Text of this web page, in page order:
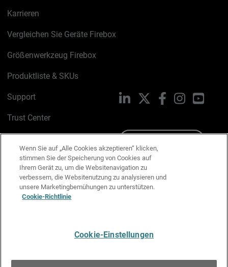
Karrieren
Vergleichen Sie Geräte Firebox
Größenwerkzeug Firebox
Produktliste & SKUs
Support
Trust Center
Cookie-Richtlinie
Datenschutzrichtlinie
Media & Brand Kit
LinkedIn FacebookInstagram
Wenn Sie auf „Alle Cookies akzeptieren“ klicken,
stimmen Sie der Speicherung von Cookies auf
Ihrem Gerät zu, um die Websitenavigation zu
verbessern, die Websitenutzung zu analysieren und
unsere Marketingbemühungen zu unterstützen.
Cookie-Richtlinie
Cookie-Einstellungen